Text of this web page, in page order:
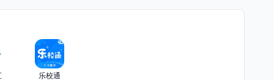
乐校通